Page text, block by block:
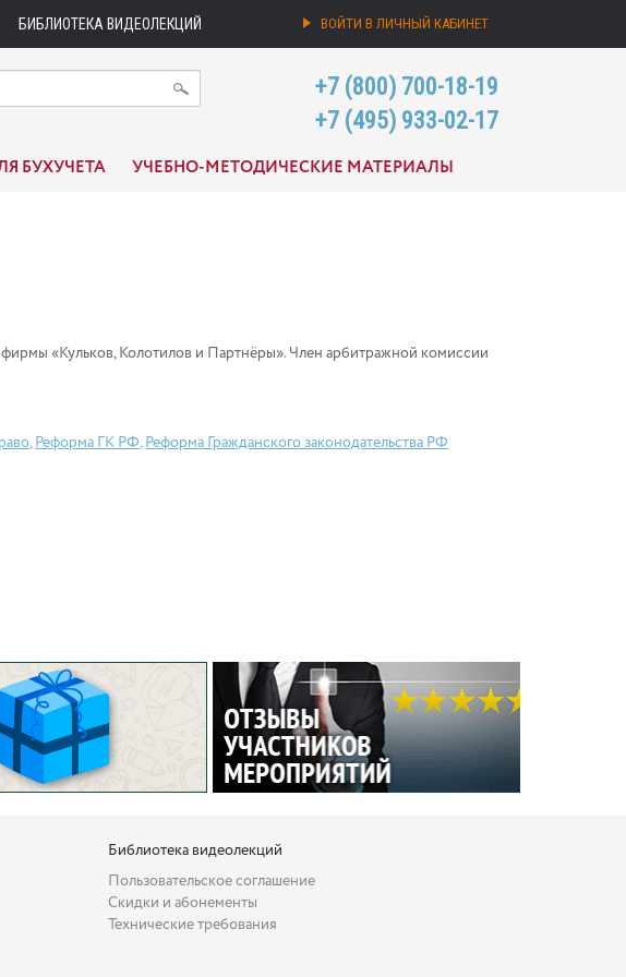
БИБЛИОТЕКА ВИДЕОЛЕКЦИЙ ВОЙТИ В ЛИЧНЫЙ КАБИНЕТ
+7 (800) 700-18-19
+7 (495) 933-02-17
БУХУЧЕТА УЧЕБНО-МЕТОДИЧЕСКИЕ МАТЕРИАЛЫ
«Кульков, Колотилов и Партнёры». Член арбитражной комиссии
,Реформа ГК РФ,Реформа Гражданского законодательства РФ
Библиотека видеолекций
Пользовательское соглашение
Скидки и абонементы
Технические требования